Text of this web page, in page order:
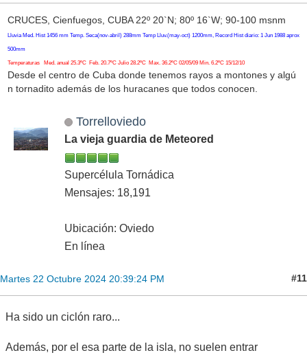
CRUCES, Cienfuegos, CUBA 22º 20`N; 80º 16`W; 90-100 msnm
Lluvia Med. Hist 1456 mm Temp. Seca(nov-abril) 288mm Temp Lluv.(may-oct) 1200mm, Record Hist diario: 1 Jun 1988 aprox
500mm
Temperaturas Med. anual 25.3ºC Feb. 20.7ºC Julio 28.2ºC Max. 36.2ºC 02/05/09 Min. 6.2ºC 15/12/10
Desde el centro de Cuba donde tenemos rayos a montones y algú
n tornadito además de los huracanes que todos conocen.
Torrelloviedo
La vieja guardia de Meteored
Supercélula Tornádica
Mensajes: 18,191
Ubicación: Oviedo
En línea
Martes 22 Octubre 2024 20:39:24 PM #11
Ha sido un ciclón raro...
Además, por el esa parte de la isla, no suelen entrar